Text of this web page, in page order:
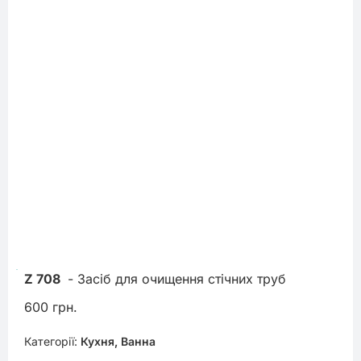
Z 708 - Засіб для очищення стічних труб
600 грн.
Категорії: Кухня, Ванна